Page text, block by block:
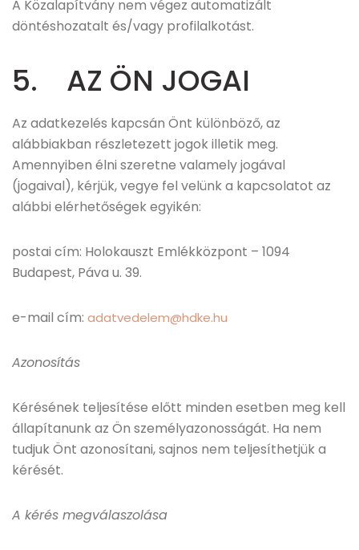
A Közalapítvány nem végez automatizált
döntéshozatalt és/vagy profilalkotást.
5. AZ ÖN JOGAI
Az adatkezelés kapcsán Önt különböző, az
alábbiakban részletezett jogok illetik meg.
Amennyiben élni szeretne valamely jogával
(jogaival), kérjük, vegye fel velünk a kapcsolatot az
alábbi elérhetőségek egyikén:
postai cím: Holokauszt Emlékközpont – 1094
Budapest, Páva u. 39.
e-mail cím: adatvedelem@hdke.hu
Azonosítás
Kérésének teljesítése előtt minden esetben meg kell
állapítanunk az Ön személyazonosságát. Ha nem
tudjuk Önt azonosítani, sajnos nem teljesíthetjük a
kérését.
A kérés megválaszolása